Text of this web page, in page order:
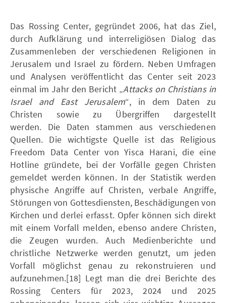
Das Rossing Center, gegründet 2006, hat das Ziel,
durch Aufklärung und interreligiösen Dialog das
Zusammenleben der verschiedenen Religionen in
Jerusalem und Israel zu fördern. Neben Umfragen
und Analysen veröffentlicht das Center seit 2023
einmal im Jahr den Bericht „Attacks on Christians in
Israel and East Jerusalem“, in dem Daten zu
Christen sowie zu Übergriffen dargestellt
werden. Die Daten stammen aus verschiedenen
Quellen. Die wichtigste Quelle ist das Religious
Freedom Data Center von Yisca Harani, die eine
Hotline gründete, bei der Vorfälle gegen Christen
gemeldet werden können. In der Statistik werden
physische Angriffe auf Christen, verbale Angriffe,
Störungen von Gottesdiensten, Beschädigungen von
Kirchen und derlei erfasst. Opfer können sich direkt
mit einem Vorfall melden, ebenso andere Christen,
die Zeugen wurden. Auch Medienberichte und
christliche Netzwerke werden genutzt, um jeden
Vorfall möglichst genau zu rekonstruieren und
aufzunehmen.[18] Legt man die drei Berichte des
Rossing Centers für 2023, 2024 und 2025